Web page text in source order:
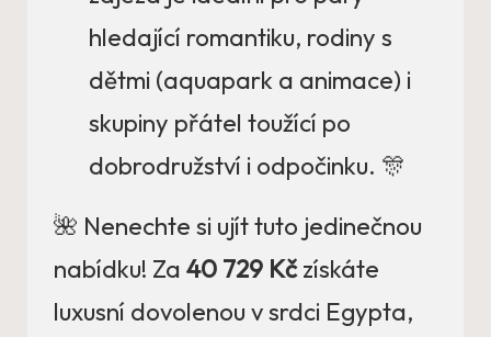
hledající romantiku, rodiny s
dětmi (aquapark a animace) i
skupiny přátel toužící po
dobrodružství i odpočinku. 🎊
🌺 Nenechte si ujít tuto jedinečnou
nabídku! Za 40 729 Kčzískáte
luxusní dovolenou v srdci Egypta,